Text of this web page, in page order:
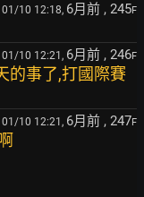
01/10 12:18, 6月前 , 245F
01/10 12:21, 6月前 , 246F
的事了,打國際賽
01/10 12:21, 6月前 , 247F